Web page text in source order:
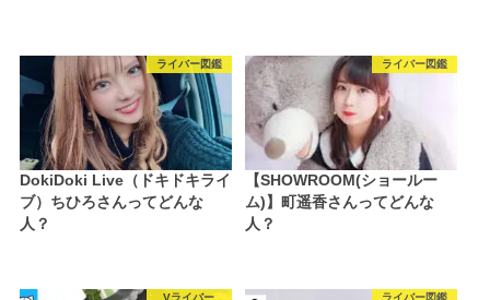
ライバー図鑑
DokiDoki Live（ドキドキライ
ブ）ちひろさんってどんな
人？
ライバー図鑑
【SHOWROOM(ショールー
ム)】町遥香さんってどんな
人？
Vライバー ライバー図鑑